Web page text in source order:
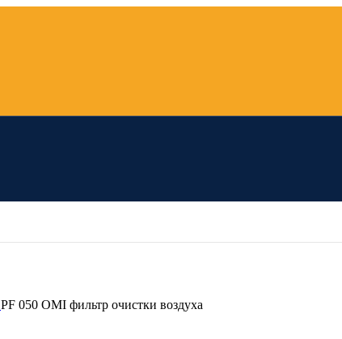
PF 050 OMI фильтр очистки воздуха